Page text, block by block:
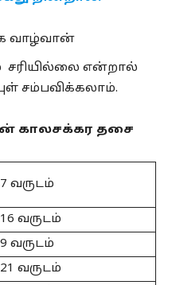
வாழ்வான்
சரியில்லை என்றால்
சம்பவிக்கலாம்.
காலசக்கர தசை
7 வருடம்
16 வருடம்
9 வருடம்
21 வருடம்